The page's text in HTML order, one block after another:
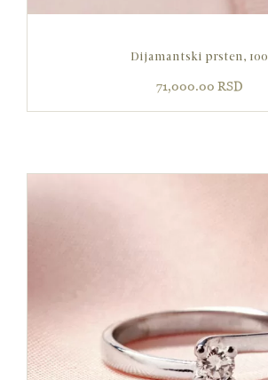
Dijamantski prsten, 100
71,000.00 RSD